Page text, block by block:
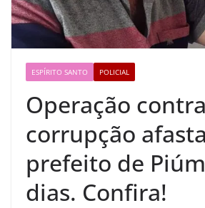
ESPÍRITO SANTO POLICIAL
Operação contra
corrupção afasta
prefeito de
dias. Confira!